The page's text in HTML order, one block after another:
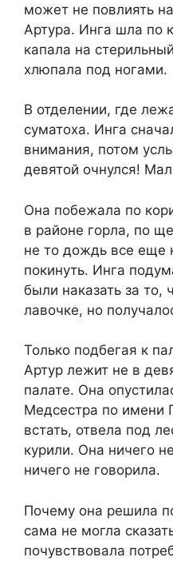
может не повлиять
Артура. Инга шла по
капала на
хлюпала под ногами.
В отделении, где
суматоха. Инга
внимания, потом
девятой очнулся!
Она побежала по
в районе горла, по
не то дождь все еще
покинуть. Инга
были наказать за то,
лавочке, но
Только подбегая к
Артур лежит не в
палате. Она
Медсестра по имени
встать, отвела под
курили. Она ничего
ничего не говорила.
Почему она решила
сама не могла
почувствовала